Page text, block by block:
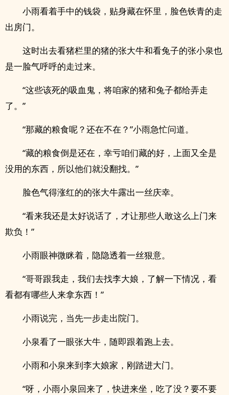
小雨看着手中的钱袋，贴身藏在怀里，脸色铁青的走
出房门。
这时出去看猪栏里的猪的张大牛和看兔子的张小泉也
是一脸气呼呼的走过来。
“这些该死的吸血鬼，将咱家的猪和兔子都给弄走
了。”
“那藏的粮食呢？还在不在？”小雨急忙问道。
“藏的粮食倒是还在，幸亏咱们藏的好，上面又全是
没用的东西，所以他们就没翻找。”
脸色气得涨红的的张大牛露出一丝庆幸。
“看来我还是太好说话了，才让那些人敢这么上门来
欺负！”
小雨眼神微眯着，隐隐透着一丝狠意。
“哥哥跟我走，我们去找李大娘，了解一下情况，看
看都有哪些人来拿东西！”
小雨说完，当先一步走出院门。
小泉看了一眼张大牛，随即跟着跑上去。
小雨和小泉来到李大娘家，刚踏进大门。
“呀，小雨小泉回来了，快进来坐，吃了没？要不要